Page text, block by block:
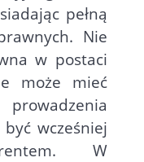
pełną
Nie
w postaci
może mieć
wcześniej
W